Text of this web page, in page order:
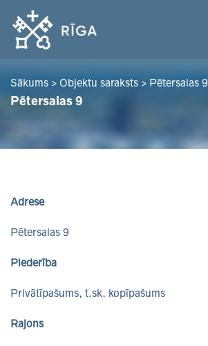
Sākums > Objektu saraksts > Pētersalas 9
Pētersalas 9
Adrese
Pētersalas 9
Piederība
Privātīpašums, t.sk. kopīpašums
Rajons